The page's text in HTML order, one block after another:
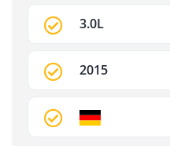
3.0L
2015